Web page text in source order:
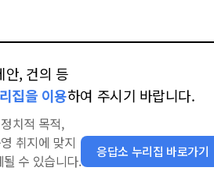
안, 건의 등
집을 이용하여 주시기 바랍니다.
치적 목적,
취지에 맞지
수 있습니다.
응답소 누리집 바로가기